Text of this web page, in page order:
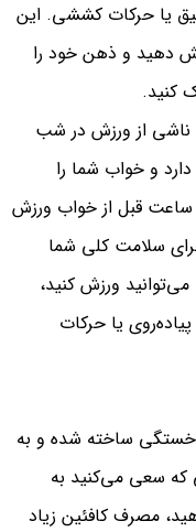
یا حرکات کششی. این
دهید و ذهن خود را
کنید.
ناشی از ورزش در شب
و خواب شما را
ساعت قبل از خواب ورزش
سلامت کلی شما
ورزش کنید،
یا حرکات
خستگی ساخته شده و به
که سعی می‌کنید به
مصرف کافئین زیاد